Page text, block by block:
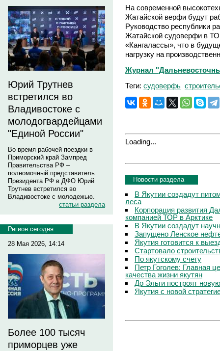
Юрий Трутнев
встретился во
Владивостоке с
молодогвардейцами
"Единой России"
Во время рабочей поездки в
Приморский край Зампред
Правительства РФ –
полномочный представитель
Президента РФ в ДФО Юрий
Трутнев встретился во
Владивостоке с молодежью.
статьи раздела
Регион сегодня
28 Мая 2026, 14:14
Более 100 тысяч
приморцев уже
На современной
Жатайской верфи будут
Руководство республики
Жатайской судоверфи в
«Кангалассы», что в
нагрузку на
Журнал
Теги: судоверфь
Loading...
Новости раздела
В Якутии создадут
леса
Корпорация развития
компанией ТОР в Арктике
В Якутии создадут
Запущено Ленское
Якутия готовится к
Стартовало
По якутскому счету
Петр Гоголев: Главная
качества жизни якутян
До Эльги построят
Якутия с новой